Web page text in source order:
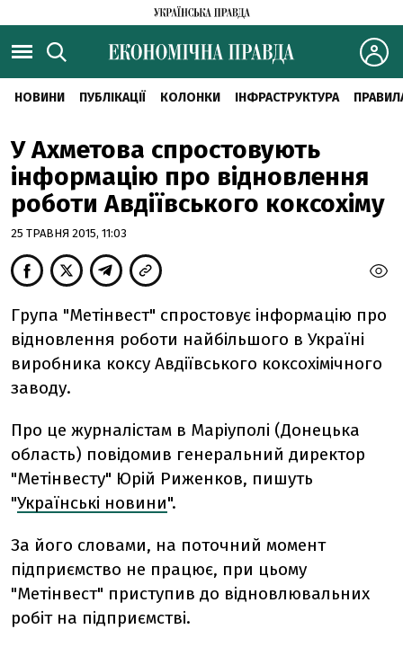
НОВИНИ ПУБЛІКАЦІЇ КОЛОНКИ ІНФРАСТРУКТУРА
У Ахметова спростовують
інформацію про відновлення
роботи Авдіївського коксохіму
25 ТРАВНЯ 2015, 11:03
Група "Метінвест" спростовує інформацію про
відновлення роботи найбільшого в Україні
виробника коксу Авдіївського коксохімічного
заводу.
Про це журналістам в Маріуполі (Донецька
область) повідомив генеральний директор
"Метінвесту" Юрій Риженков, пишуть
"Українські новини".
За його словами, на поточний момент
підприємство не працює, при цьому
"Метінвест" приступив до відновлювальних
робіт на підприємстві.